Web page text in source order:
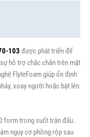
103 được phát triển để
hỗ trợ chắc chắn trên mặt
FlyteFoam giúp ổn định
xoay người hoặc bật lên
form trong suốt trận đấu.
nguy cơ phồng rộp sau